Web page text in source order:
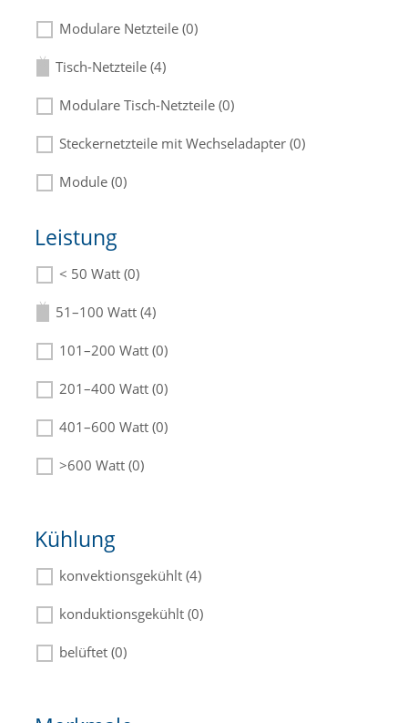
Modulare Netzteile (0)
Tisch-Netzteile (4)
Modulare Tisch-Netzteile (0)
Steckernetzteile mit Wechseladapter (0)
Module (0)
Die passenden Netzteile finden Sie in der
Beschreibung.
Leistung
< 50 Watt (0)
51–100 Watt (4)
101–200 Watt (0)
201–400 Watt (0)
401–600 Watt (0)
>600 Watt (0)
Kühlung
konvektionsgekühlt (4)
konduktionsgekühlt (0)
belüftet (0)